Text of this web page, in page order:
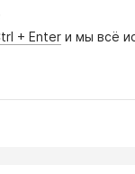
+ Enter и мы всё